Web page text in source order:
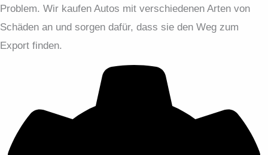
Problem. Wir kaufen Autos mit verschiedenen Arten von
Schäden an und sorgen dafür, dass sie den Weg zum
Export finden.